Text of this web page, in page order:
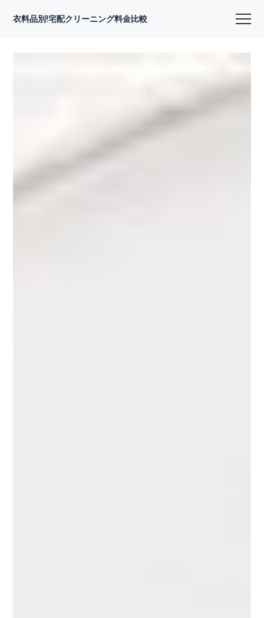
衣料品別!宅配クリーニング料金比較